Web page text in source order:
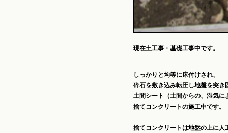
現在土工事・基礎工事中です。
しっかりと均等に床付けされ、
砕石を敷き込み転圧し地盤を突き
土間シート（土間からの、湿気
捨てコンクリートの施工中です。
捨てコンクリートは地盤の上に人